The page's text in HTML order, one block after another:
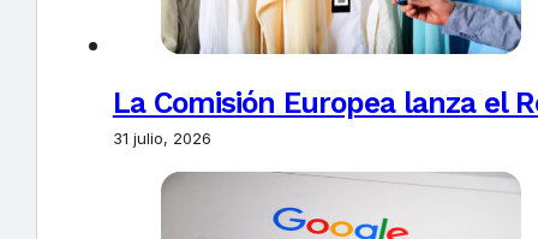
La Comisión Europea lanza el
31 julio, 2026